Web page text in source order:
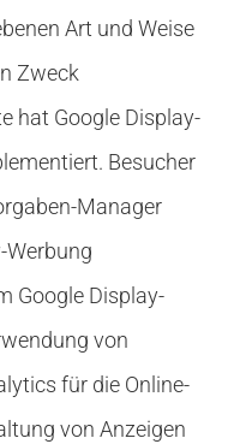
Art und Weise
Zweck
hat Google Display-
Besucher
Manager
Werbung
Google Display-
von
für die Online-
von Anzeigen